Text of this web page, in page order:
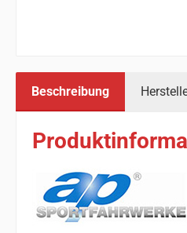
Beschreibung